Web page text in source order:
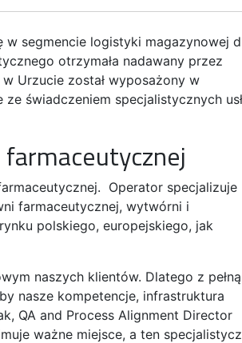
w segmencie logistyki magazynowej
otrzymała nadawany przez
Urzucie został wyposażony w
świadczeniem specjalistycznych
Operator specjalizuje
farmaceutycznej, wytwórni i
polskiego, europejskiego, jak
naszych klientów. Dlatego z pełną
nasze kompetencje, infrastruktura
QA and Process Alignment Director
ważne miejsce, a ten